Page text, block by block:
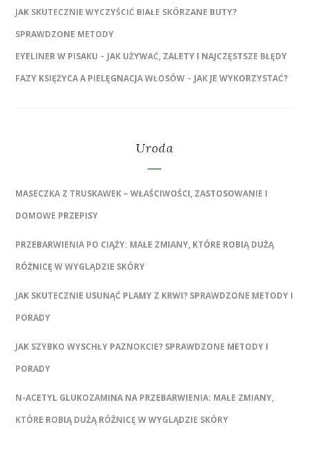
JAK SKUTECZNIE WYCZYŚCIĆ BIAŁE SKÓRZANE BUTY?
SPRAWDZONE METODY
EYELINER W PISAKU – JAK UŻYWAĆ, ZALETY I NAJCZĘSTSZE BŁĘDY
FAZY KSIĘŻYCA A PIELĘGNACJA WŁOSÓW – JAK JE WYKORZYSTAĆ?
Uroda
MASECZKA Z TRUSKAWEK – WŁAŚCIWOŚCI, ZASTOSOWANIE I
DOMOWE PRZEPISY
PRZEBARWIENIA PO CIĄŻY: MAŁE ZMIANY, KTÓRE ROBIĄ DUŻĄ
RÓŻNICĘ W WYGLĄDZIE SKÓRY
JAK SKUTECZNIE USUNĄĆ PLAMY Z KRWI? SPRAWDZONE METODY I
PORADY
JAK SZYBKO WYSCHŁY PAZNOKCIE? SPRAWDZONE METODY I
PORADY
N-ACETYL GLUKOZAMINA NA PRZEBARWIENIA: MAŁE ZMIANY,
KTÓRE ROBIĄ DUŻĄ RÓŻNICĘ W WYGLĄDZIE SKÓRY